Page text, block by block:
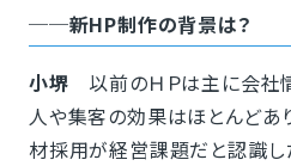
──新HP制作の背景は？
小堺 以前のＨＰは主に会社
人や集客の効果はほとんどあ
材採用が経営課題だと認識し